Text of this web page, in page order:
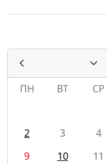
ПН
ВТ СР
2
3 4
9
10 11